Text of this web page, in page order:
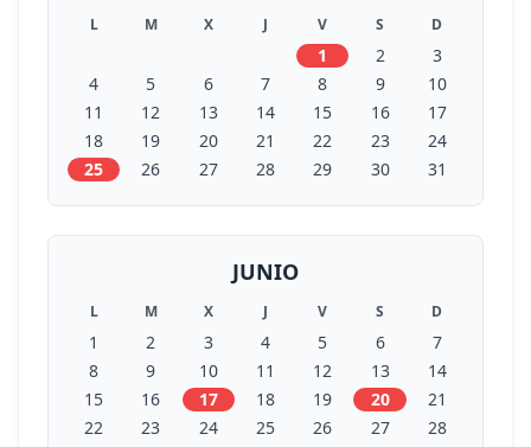
L M X J V S D
1 2
3
4
5 6 7 8 9
10
11
12 13 14 15 16
17
18
19 20 21 22 23
24
25
26 27 28 29 30 31
JUNIO
L M X J V S D
1 2 3 4 5 6
7
8
9 10 11 12 13
14
15
16 17 18 19 20
21
22
23 24 25 26 27
28